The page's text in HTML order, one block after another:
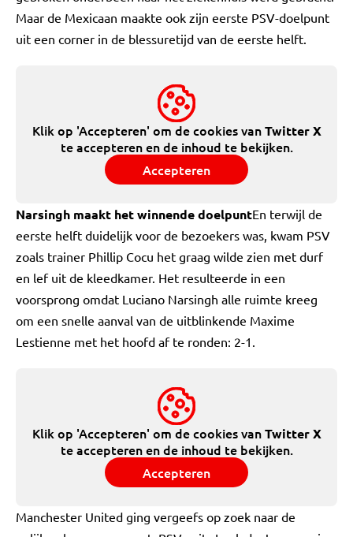
Maar de Mexicaan maakte ook zijn eerste PSV-doelpunt
uit een corner in de blessuretijd van de eerste helft.
Klik op 'Accepteren' om de cookies vanTwitter X
te accepteren en de inhoud te bekijken.
Accepteren
Narsingh maakt het winnende doelpuntEn terwijl de
eerste helft duidelijk voor de bezoekers was, kwam PSV
zoals trainer Phillip Cocu het graag wilde zien met durf
en lef uit de kleedkamer. Het resulteerde in een
voorsprong omdat Luciano Narsingh alle ruimte kreeg
om een snelle aanval van de uitblinkende Maxime
Lestienne met het hoofd af te ronden: 2-1.
Klik op 'Accepteren' om de cookies vanTwitter X
te accepteren en de inhoud te bekijken.
Accepteren
Manchester United ging vergeefs op zoek naar de